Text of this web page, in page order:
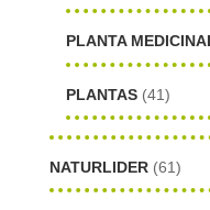
PLANTA
PLANTAS (41)
NATURLIDER (61)